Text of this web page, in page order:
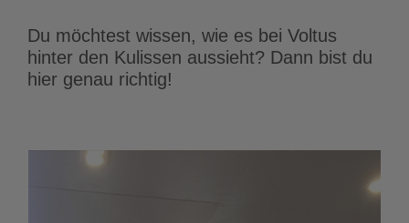
Du möchtest wissen, wie es bei Voltus
hinter den Kulissen aussieht? Dann bist du
hier genau richtig!